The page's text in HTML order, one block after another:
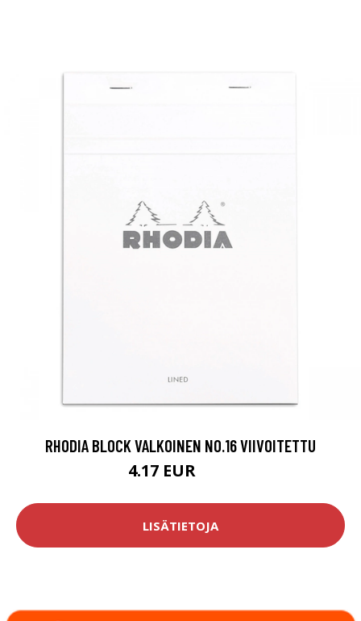
RHODIA BLOCK VALKOINEN NO.16 VIIVOITETTU
4.17 EUR
LISÄTIETOJA